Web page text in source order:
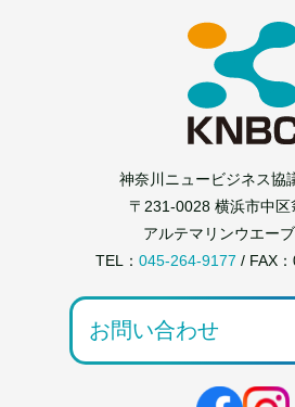
神奈川ニュービジネス協
〒231-0028 横浜市中区
アルテマリンウエー
TEL： 045-264-9177 / FAX
お問い合わせ